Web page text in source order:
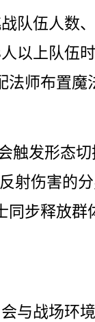
队伍人数
以上队伍
法师布置魔
触发形态
射伤害的
同步释放群
与战场环